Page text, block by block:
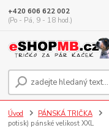
+420 606 622 002
(Po - Pá, 9 - 18 hod.)
Úvod PÁNSKÁ TRIČKA
potisk) pánské velikost XXL